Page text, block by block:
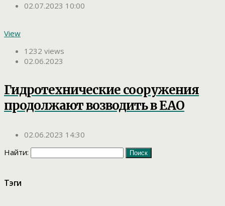
02.07.2023 10:00
View
1232 views
02.06.2023
Гидротехнические сооружения
продолжают возводить в ЕАО
02.06.2023 14:30
Найти:
Тэги